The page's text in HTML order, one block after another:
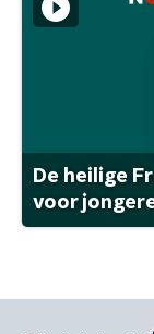
De heilige
voor